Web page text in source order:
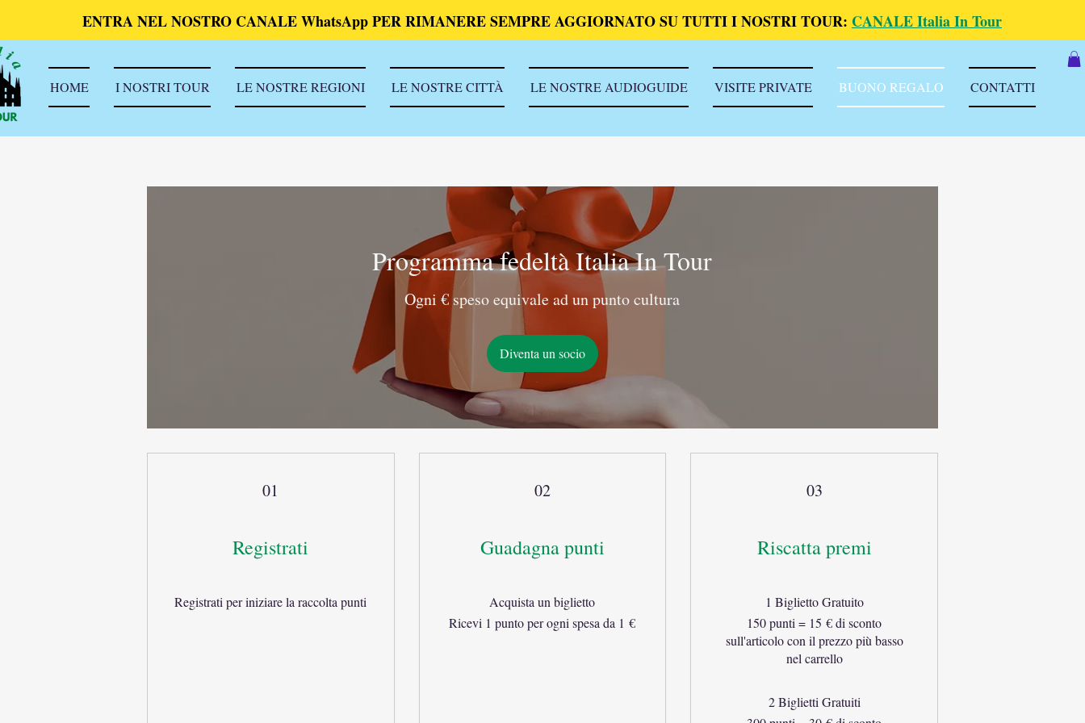
ENTRA NEL NOSTRO CANALE WhatsApp PER RIMANERE SEMPRE AGGIORNATO SU TUTTI I NOSTRI TOUR: CANALE Italia In Tour
HOME I NOSTRI TOUR LE NOSTRE REGIONI LE NOSTRE CITTÀ LE NOSTRE AUDIOGUIDE VISITE PRIVATE BUONO REGALO CONTATTI
Programma fedeltà Italia In Tour
Ogni € speso equivale ad un punto cultura
Diventa un socio
01
Registrati
Registrati per iniziare la raccolta punti
02
Guadagna punti
Acquista un biglietto
Ricevi 1 punto per ogni spesa da 1 €
03
Riscatta premi
1 Biglietto Gratuito
150 punti = 15 € di sconto
sull'articolo con il prezzo più basso
nel carrello
2 Biglietti Gratuiti